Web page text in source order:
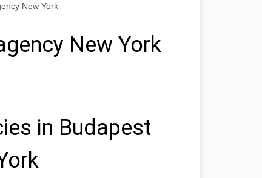
New York
New York
in Budapest